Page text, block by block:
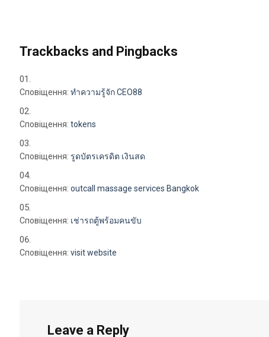
Trackbacks and Pingbacks
Сповіщення:ทำความรู้จัก CEO88
Сповіщення:tokens
Сповіщення: รูดบัตรเครดิต เงินสด
Сповіщення:outcall massage services Bangkok
Сповіщення: เช่ารถตู้พร้อมคนขับ
Сповіщення:visit website
Leave a Reply